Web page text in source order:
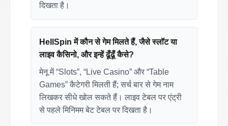
दिखता है।
HellSpin में कौन से गेम मिलते हैं, जैसे स्लॉट या
लाइव कैसिनो, और इन्हें ढूँढूँ कैसे?
मेनू में “Slots”, “Live Casino” और “Table
Games” कैटेगरी मिलती हैं; सर्च बार से गेम नाम
लिखकर सीधे खोल सकते हैं। लाइव टेबल पर एंट्री
से पहले मिनिमम बेट टेबल पर दिखता है।